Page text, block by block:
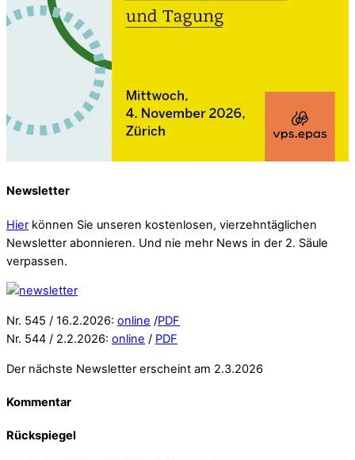
Newsletter
Hier können Sie unseren kostenlosen, vierzehntäglichen
Newsletter abonnieren. Und nie mehr News in der 2. Säule
verpassen.
Nr. 545 / 16.2.2026: online /PDF
Nr. 544 / 2.2.2026: online / PDF
Der nächste Newsletter erscheint am 2.3.2026
Kommentar
Rückspiegel